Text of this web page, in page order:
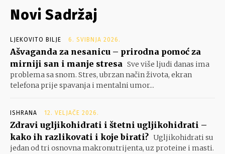
Novi Sadržaj
LJEKOVITO BILJE 6. SVIBNJA 2026.
Ašvaganda za nesanicu – prirodna pomoć za
mirniji san i manje stresa Sve više ljudi danas ima
problema sa snom. Stres, ubrzan način života, ekran
telefona prije spavanja i mentalni umor...
ISHRANA 12. VELJAČE 2026.
Zdravi ugljikohidrati i štetni ugljikohidrati –
kako ih razlikovati i koje birati? Ugljikohidrati su
jedan od tri osnovna makronutrijenta, uz proteine i masti.